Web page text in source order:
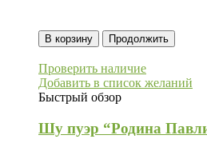
В корзину Продолжить
Проверить наличие
Добавить в список желаний
Быстрый обзор
Шу пуэр “Родина